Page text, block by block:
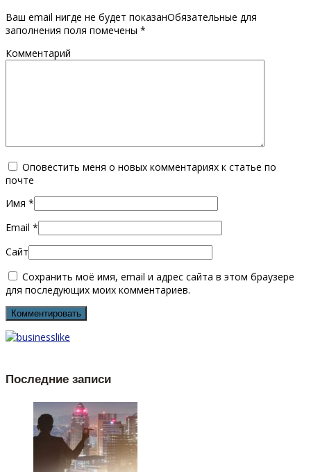
Ваш email нигде не будет показанОбязательные для
заполнения поля помечены *
Комментарий
Оповестить меня о новых комментариях к статье по
почте
Имя *
Email *
Сайт
Сохранить моё имя, email и адрес сайта в этом браузере
для последующих моих комментариев.
Последние записи